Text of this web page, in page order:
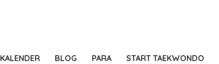
KALENDER BLOG PARA START TAEKWONDO